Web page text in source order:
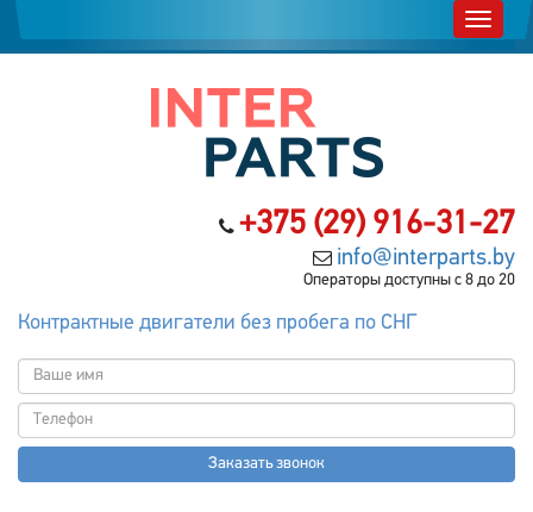
+375 (29) 916-31-27
info@interparts.by
Операторы доступны с 8 до 20
Контрактные двигатели без пробега по СНГ
Заказать звонок